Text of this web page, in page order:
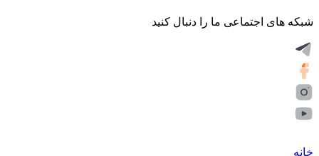
شبکه های اجتماعی ما را دنبال کنید
خانه